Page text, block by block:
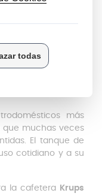
JX1
más
que muchas veces
El tanque de
cotidiano y a su
la cafetera
Krups